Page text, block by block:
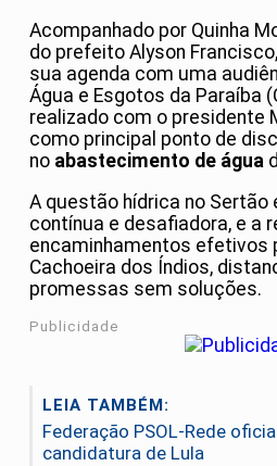
Acompanhado por Quinha
do prefeito Alyson
sua agenda com uma
Água e Esgotos da Paraíba
realizado com o presidente
como principal ponto de
no abastecimento de água
A questão hídrica no Sertão
contínua e desafiadora, e a
encaminhamentos efetivos
Cachoeira dos Índios,
promessas sem soluções.
Publicidade
LEIA TAMBÉM:
Federação PSOL-Rede
candidatura de Lula